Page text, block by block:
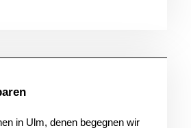
in Ulm, denen begegnen wir